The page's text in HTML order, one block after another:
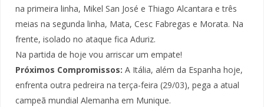
na primeira linha, Mikel San José e Thiago Alcantara e três
meias na segunda linha, Mata, Cesc Fabregas e Morata. Na
frente, isolado no ataque fica Aduriz.
Na partida de hoje vou arriscar um empate!
Próximos Compromissos: A Itália, além da Espanha hoje,
enfrenta outra pedreira na terça-feira (29/03), pega a atual
campeã mundial Alemanha em Munique.